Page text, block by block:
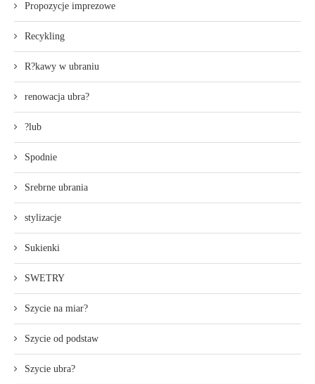
Propozycje imprezowe
Recykling
R?kawy w ubraniu
renowacja ubra?
?lub
Spodnie
Srebrne ubrania
stylizacje
Sukienki
SWETRY
Szycie na miar?
Szycie od podstaw
Szycie ubra?